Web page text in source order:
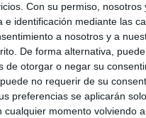
Con su permiso, nosotros
e identificación mediante las
a nosotros y a
De forma alternativa,
de otorgar o negar su
no requerir de su
preferencias se aplicarán
cualquier momento volviendo